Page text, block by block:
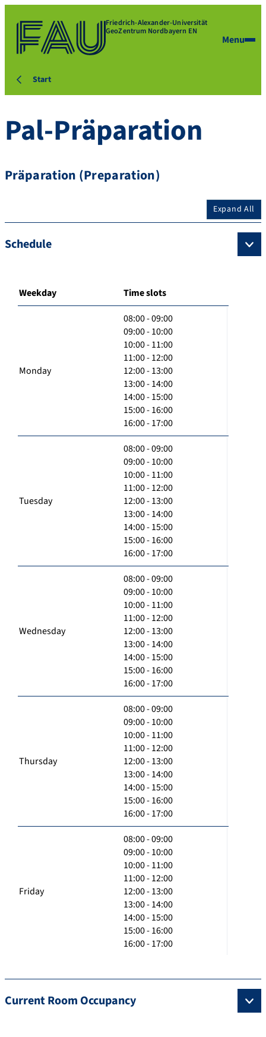
Friedrich-Alexander-Universität
GeoZentrum Nordbayern EN
Menu
Start
Pal-Präparation
Präparation (Preparation)
Expand All
Schedule
Weekday Time slots
Monday
08:00 - 09:00
09:00 - 10:00
10:00 - 11:00
11:00 - 12:00
12:00 - 13:00
13:00 - 14:00
14:00 - 15:00
15:00 - 16:00
16:00 - 17:00
Tuesday
08:00 - 09:00
09:00 - 10:00
10:00 - 11:00
11:00 - 12:00
12:00 - 13:00
13:00 - 14:00
14:00 - 15:00
15:00 - 16:00
16:00 - 17:00
Wednesday
08:00 - 09:00
09:00 - 10:00
10:00 - 11:00
11:00 - 12:00
12:00 - 13:00
13:00 - 14:00
14:00 - 15:00
15:00 - 16:00
16:00 - 17:00
Thursday
08:00 - 09:00
09:00 - 10:00
10:00 - 11:00
11:00 - 12:00
12:00 - 13:00
13:00 - 14:00
14:00 - 15:00
15:00 - 16:00
16:00 - 17:00
Friday
08:00 - 09:00
09:00 - 10:00
10:00 - 11:00
11:00 - 12:00
12:00 - 13:00
13:00 - 14:00
14:00 - 15:00
15:00 - 16:00
16:00 - 17:00
Current Room Occupancy